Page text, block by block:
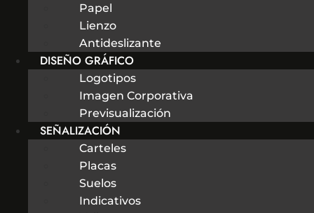
Papel
Lienzo
Antideslizante
DISEÑO GRÁFICO
Logotipos
Imagen Corporativa
Previsualización
SEÑALIZACIÓN
Carteles
Placas
Suelos
Indicativos